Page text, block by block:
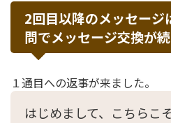
2回目以降のメッセージ
問でメッセージ交換が
１通目への返事が来ました。
はじめまして、こちらこ